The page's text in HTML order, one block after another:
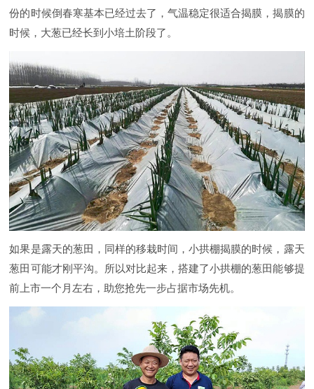
份的时候倒春寒基本已经过去了，气温稳定很适合揭膜，揭膜的
时候，大葱已经长到小培土阶段了。
如果是露天的葱田，同样的移栽时间，小拱棚揭膜的时候，露天
葱田可能才刚平沟。所以对比起来，搭建了小拱棚的葱田能够提
前上市一个月左右，助您抢先一步占据市场先机。